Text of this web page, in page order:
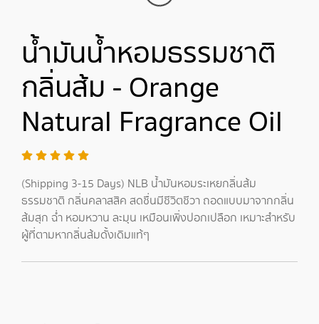
น้ำมันน้ำหอมธรรมชาติ
กลิ่นส้ม - Orange
Natural Fragrance Oil
(Shipping 3-15 Days) NLB น้ำมันหอมระเหยกลิ่นส้ม
ธรรมชาติ กลิ่นคลาสสิค สดชื่นมีชีวิตชีวา ถอดแบบมาจากกลิ่น
ส้มสุก ฉ่ำ หอมหวาน ละมุน เหมือนเพิ่งปอกเปลือก เหมาะสำหรับ
ผู้ที่ตามหากลิ่นส้มดั้งเดิมแท้ๆ